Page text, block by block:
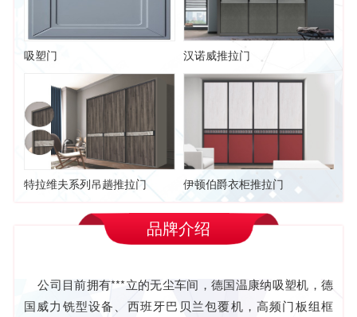
吸塑门 汉诺威推拉门
特拉维夫系列吊趟推拉门 伊顿伯爵衣柜推拉门
品牌介绍
公司目前拥有***立的无尘车间，德国温康纳吸塑机，德
国威力铣型设备、西班牙巴贝兰包覆机，高频门板组框